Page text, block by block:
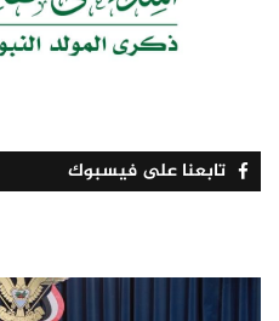
تابعنا على فيسبوك